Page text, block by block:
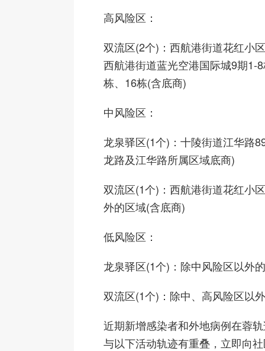
高风险区：
双流区(2个)：西航港街道花红小
西航港街道蓝光空港国际城9期1-
栋、16栋(含底商)
中风险区：
龙泉驿区(1个)：十陵街道江华路
龙路及江华路所属区域底商)
双流区(1个)：西航港街道花红小
外的区域(含底商)
低风险区：
龙泉驿区(1个)：除中风险区以外
双流区(1个)：除中、高风险区以
近期新增感染者和外地病例在蓉
与以下活动轨迹有重叠，立即向